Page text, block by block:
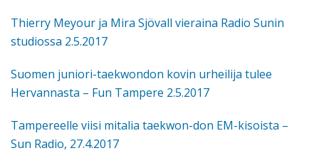
Thierry Meyour ja Mira Sjövall vieraina Radio Sunin
studiossa 2.5.2017
Suomen juniori-taekwondon kovin urheilija tulee
Hervannasta – Fun Tampere 2.5.2017
Tampereelle viisi mitalia taekwon-don EM-kisoista –
Sun Radio, 27.4.2017